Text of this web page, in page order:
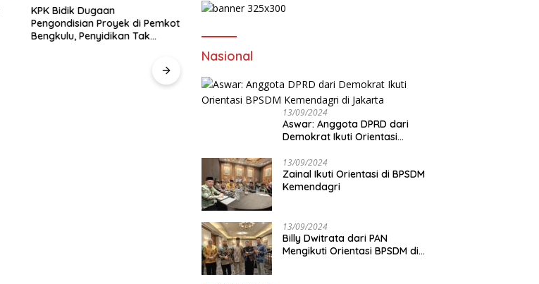
KPK Bidik Dugaan
Pengondisian Proyek di Pemkot
Bengkulu, Penyidikan Tak
Hydroplus Sirnas B 2026
Bengkulu Lewat Ribuan
Pengunjung
‎PBSI Bengkulu Gelar Hydroplus
17–22 Agustus, Atlet dari
Seluruh Indonesia Siap
Nasional
13/09/2024
Aswar: Anggota DPRD dari
Demokrat Ikuti Orientasi
13/09/2024
Zainal Ikuti Orientasi di BPSDM
Kemendagri
13/09/2024
Billy Dwitrata dari PAN
Mengikuti Orientasi BPSDM di